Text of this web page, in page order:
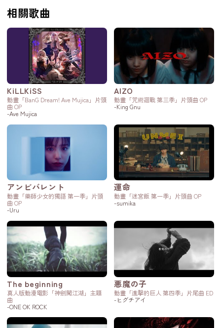
相關歌曲
KiLLKiSS
動畫「BanG Dream! Ave Mujica」片頭
曲 OP
-Ave Mujica
AIZO
動畫「咒術迴戰 第三季」片頭曲 OP
-King Gnu
アンビバレント
動畫「藥師少女的獨語 第一季」片頭
曲 OP
-Uru
運命
動畫「迷宮飯 第一季」片頭曲 OP
-sumika
The beginning
真人版動漫電影「神劍闖江湖」主題
曲
-ONE OK ROCK
悪魔の子
動畫「進擊的巨人 第四季」片尾曲 ED
-ヒグチアイ